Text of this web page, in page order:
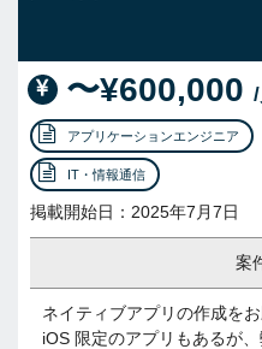
〜¥600,000 /
アプリケーションエンジニア
IT・情報通信
掲載開始日：2025年7月7日
案
ネイティブアプリの作成をお
iOS 限定のアプリもあるが